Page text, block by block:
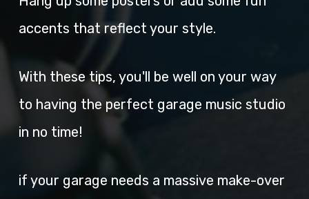
accents that reflect your style.
With these tips, you'll be well on your way
to having the perfect garage music studio
in no time!
if your garage needs a massive make-over